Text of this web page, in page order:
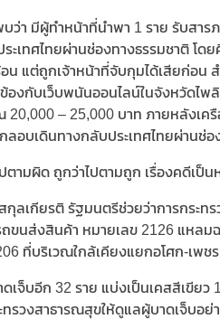
ว่า มีผู้ทำหน้าที่นำพา 1 ราย รับสา
ะเทศไทยผ่านช่องทางธรรมชาติ โ
น แต่ถูกเจ้าหน้าที่จับกุมได้เสียก่อน
องกับเว็บพนันออนไลน์ในจังหวัดไ
20,000 – 25,000 บาท ภายหลังเค
อบเดินทางกลับประเทศไทยผ่านช่
ตามผิด ถูกว่าไปตามถูก เรื่องคดีเป็
ลเกียรติ รัฐมนตรีช่วยว่าการกระ
ถขนส่งสินค้า หมายเลข 2126 แหล
ที่บริเวณใกล้เคียงแยกอโศก-เพช
เจ็บอีก 32 ราย แบ่งเป็นเคสสีเขีย
รวงสาธารณสุขให้ดูแลผู้บาดเจ็บอ